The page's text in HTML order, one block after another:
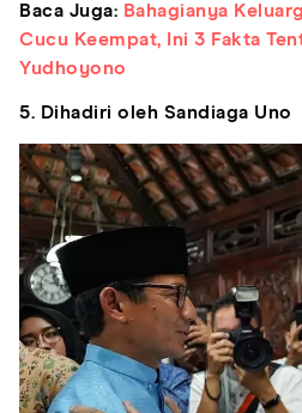
Baca Juga: Bahagianya
Cucu Keempat, Ini 3 Fakta
Yudhoyono
5. Dihadiri oleh Sandiaga Uno